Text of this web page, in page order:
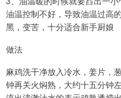
油温控制不好，导致油温过高
黑，变苦，十分适合新手厨娘
做法
麻鸡洗干净放入冷水，姜片，
钟再关火焖熟，大约十五分钟